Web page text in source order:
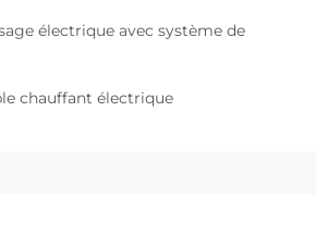
électrique avec système de
chauffant électrique